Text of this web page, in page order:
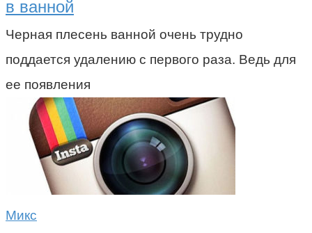
в ванной
Черная плесень ванной очень трудно
поддается удалению с первого раза. Ведь для
ее появления
Микс